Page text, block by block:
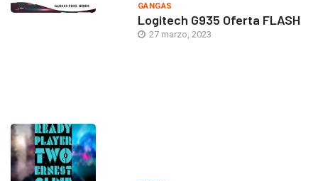
GANGAS
Logitech G935 Oferta FLASH
27 marzo, 2023